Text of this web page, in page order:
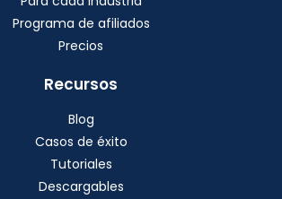
Programa de afiliados
Precios
Recursos
Blog
Casos de éxito
Tutoriales
Descargables